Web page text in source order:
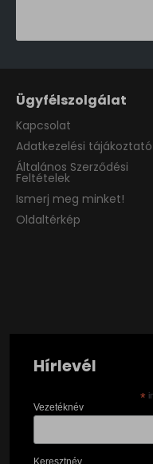
Ügyfélszolgálat
Kapcsolat
Adatkezelési tájákoztató
Általános Szerződési
Feltételek
Ismerj meg minket!
Oldaltérkép
Hírlevél
*
Vezetéknév